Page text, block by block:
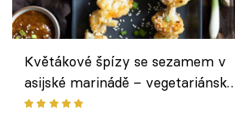
Květákové špízy se sezamem v
asijské marinádě – vegetariánská
chuťovka z grilu